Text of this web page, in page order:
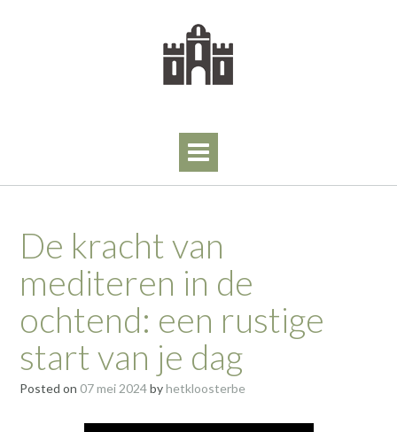
De kracht van
mediteren in de
ochtend: een rustige
start van je dag
Posted on 07 mei 2024byhetkloosterbe